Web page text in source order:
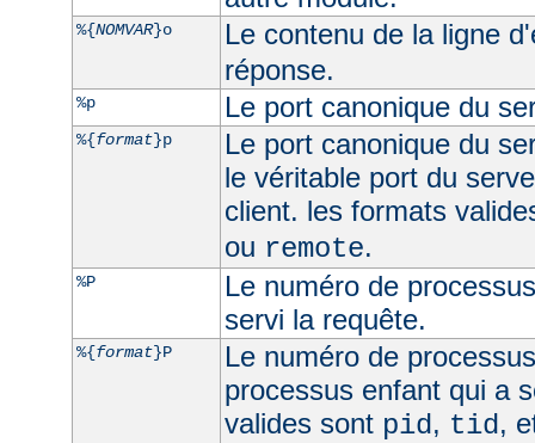
%{NOMVAR}o
Le contenu de la ligne
réponse.
%p Le port canonique du
%{format}p
Le port canonique du
le véritable port du
client. les formats
ou remote.
%P
Le numéro de
servi la requête.
%{format}P
Le numéro de
processus enfant qui a
valides sont pid, tid,